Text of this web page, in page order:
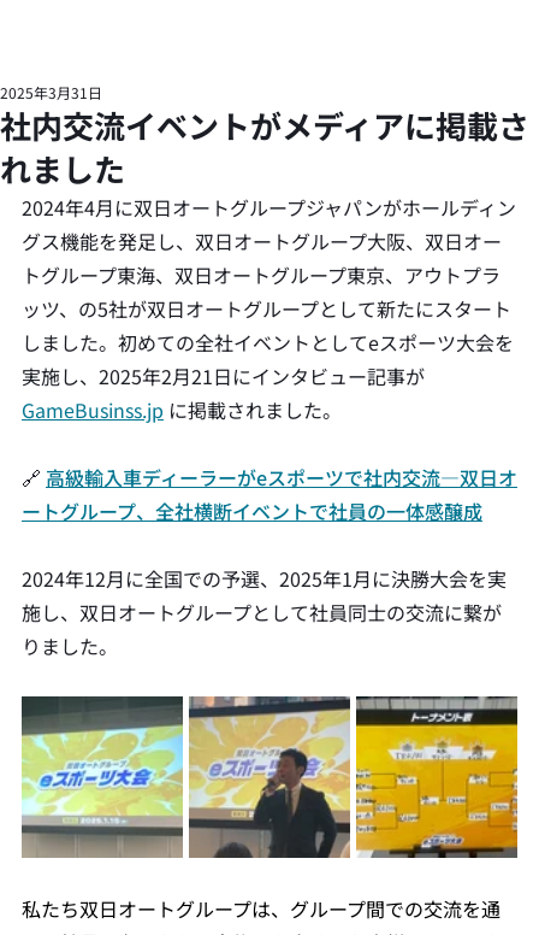
社内交流イベントがメディアに掲載さ
れました
2025年3月31日
2024年4月に双日オートグループジャパンがホールディン
グス機能を発足し、双日オートグループ大阪、双日オー
トグループ東海、双日オートグループ東京、アウトプラ
ッツ、の5社が双日オートグループとして新たにスタート
しました。初めての全社イベントとしてeスポーツ大会を
実施し、2025年2月21日にインタビュー記事が
GameBusinss.jp に掲載されました。
🔗 高級輸入車ディーラーがeスポーツで社内交流―双日オ
ートグループ、全社横断イベントで社員の一体感醸成
2024年12月に全国での予選、2025年1月に決勝大会を実
施し、双日オートグループとして社員同士の交流に繋が
りました。
私たち双日オートグループは、グループ間での交流を通